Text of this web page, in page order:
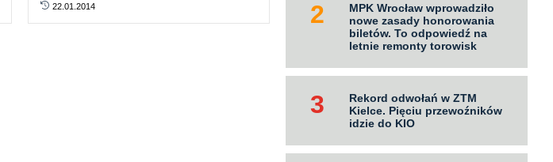
22.01.2014
MPK Wrocław wprowadziło
nowe zasady honorowania
biletów. To odpowiedź na
letnie remonty torowisk
Rekord odwołań w ZTM
Kielce. Pięciu przewoźników
idzie do KIO